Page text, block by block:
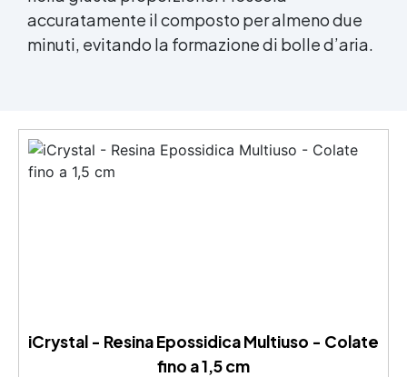
accuratamente il composto per almeno due
minuti, evitando la formazione di bolle d’aria.
iCrystal - Resina Epossidica Multiuso - Colate
fino a 1,5 cm